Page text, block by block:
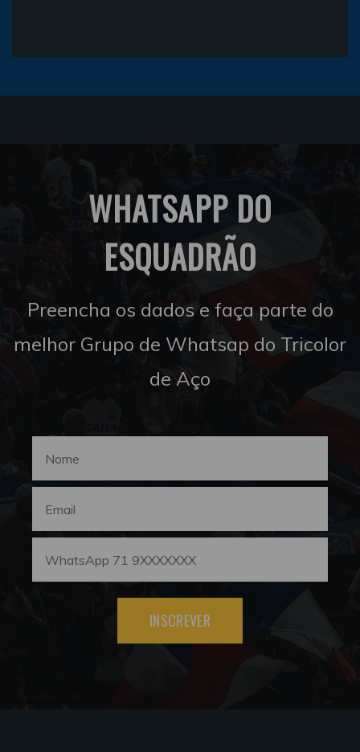
WHATSAPP DO
ESQUADRÃO
Preencha os dados e faça parte do
melhor Grupo de Whatsap do Tricolor
de Aço
INSCREVER